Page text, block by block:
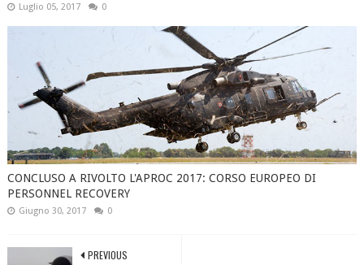
Luglio 05, 2017 0
CONCLUSO A RIVOLTO L'APROC 2017: CORSO EUROPEO DI
PERSONNEL RECOVERY
Giugno 30, 2017 0
PREVIOUS